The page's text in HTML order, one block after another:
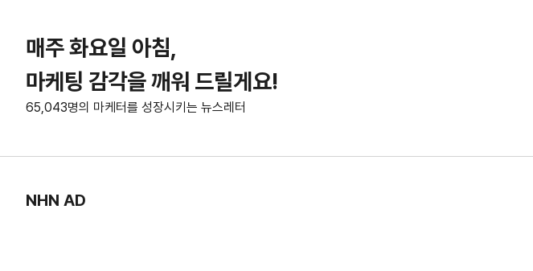
매주 화요일 아침,
마케팅 감각을 깨워 드릴게요!
65,043명의 마케터를 성장시키는 뉴스레터
NHN AD